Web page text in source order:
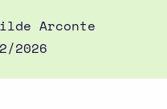
Arconte
2026